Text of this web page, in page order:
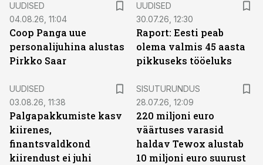
UUDISED
04.08.26, 11:04
Coop Panga uue
personalijuhina alustas
Pirkko Saar
UUDISED
30.07.26, 12:30
Raport: Eesti peab
olema valmis 45 aasta
pikkuseks tööeluks
UUDISED
03.08.26, 11:38
Palgapakkumiste kasv
kiirenes,
finantsvaldkond
kiirendust ei juhi
SISUTURUNDUS
28.07.26, 12:09
220 miljoni euro
väärtuses varasid
haldav Tewox alustab
10 miljoni euro suurust